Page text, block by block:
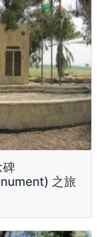
碑
之旅